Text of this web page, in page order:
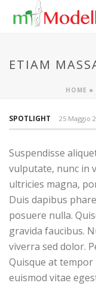
ETIAM
HOME »
SPOTLIGHT 25 Maggio
Suspendisse
vulputate, nunc in
ultricies magna,
Duis dapibus
posuere nulla.
gravida faucibus.
viverra sed dolor.
Quisque at tempor
euismod vitae